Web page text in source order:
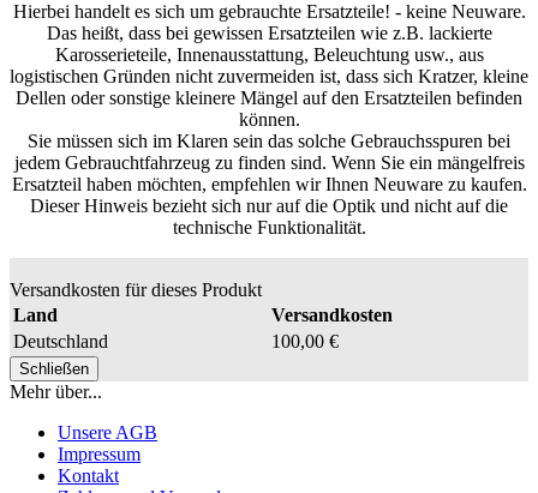
Hierbei handelt es sich um gebrauchte Ersatzteile! - keine Neuware.
Das heißt, dass bei gewissen Ersatzteilen wie z.B. lackierte
Karosserieteile, Innenausstattung, Beleuchtung usw., aus
logistischen Gründen nicht zuvermeiden ist, dass sich Kratzer, kleine
Dellen oder sonstige kleinere Mängel auf den Ersatzteilen befinden
können.
Sie müssen sich im Klaren sein das solche Gebrauchsspuren bei
jedem Gebrauchtfahrzeug zu finden sind. Wenn Sie ein mängelfreis
Ersatzteil haben möchten, empfehlen wir Ihnen Neuware zu kaufen.
Dieser Hinweis bezieht sich nur auf die Optik und nicht auf die
technische Funktionalität.
Versandkosten für dieses Produkt
Land
Versandkosten
Deutschland
100,00 €
Schließen
Mehr über...
Unsere AGB
Impressum
Kontakt